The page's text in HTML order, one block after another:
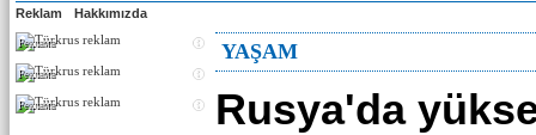
Reklam Hakkımızda
Реклама
Реклама
Реклама
YAŞAM
Rusya'da